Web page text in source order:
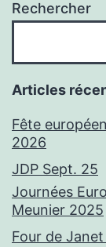
Rechercher
Articles
Fête
2026
JDP Sept. 25
Journées
Meunier 2025
Four de